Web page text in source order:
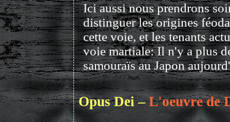
Ici aussi nous prendrons
distinguer les origines
cette voie, et les tenants
voie martiale: Il n'y a plus
samouraïs au Japon
Opus Dei –L'oeuvre de